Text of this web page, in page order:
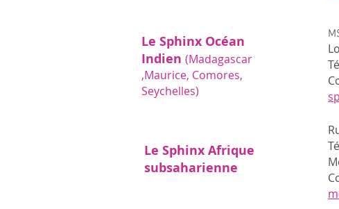
Le Sphinx Océan
Indien (Madagascar
,Maurice, Comores,
Seychelles)
Le Sphinx Afrique
subsaharienne